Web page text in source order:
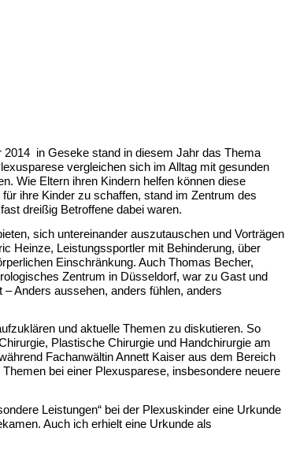
in Geseke stand in diesem Jahr das Thema
vergleichen sich im Alltag mit gesunden
Wie Eltern ihren Kindern helfen können diese
ihre Kinder zu schaffen, stand im Zentrum des
dreißig Betroffene dabei waren.
sich untereinander auszutauschen und Vorträgen
Heinze, Leistungssportler mit Behinderung, über
Einschränkung. Auch Thomas Becher,
Zentrum in Düsseldorf, war zu Gast und
Anders aussehen, anders fühlen, anders
und aktuelle Themen zu diskutieren. So
Plastische Chirurgie und Handchirurgie am
Fachanwältin Annett Kaiser aus dem Bereich
bei einer Plexusparese, insbesondere neuere
Leistungen“ bei der Plexuskinder eine Urkunde
Auch ich erhielt eine Urkunde als